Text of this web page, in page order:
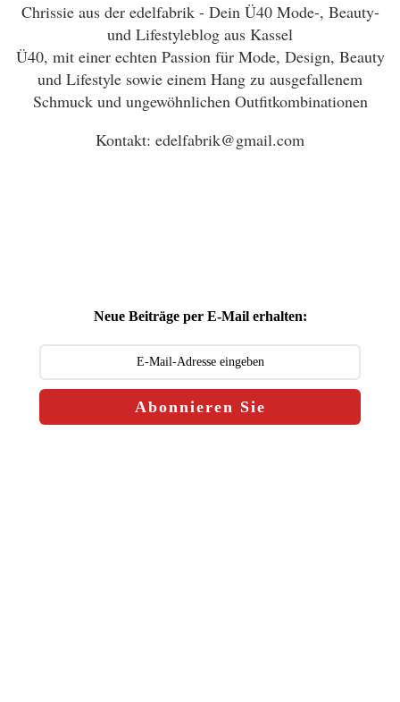
Chrissie aus der edelfabrik - Dein Ü40 Mode-, Beauty-
und Lifestyleblog aus Kassel
Ü40, mit einer echten Passion für Mode, Design, Beauty
und Lifestyle sowie einem Hang zu ausgefallenem
Schmuck und ungewöhnlichen Outfitkombinationen
Kontakt: edelfabrik@gmail.com
Neue Beiträge per E-Mail erhalten:
Abonnieren Sie